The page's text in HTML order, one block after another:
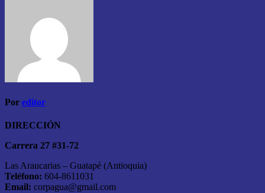
Por editor
DIRECCIÓN
Carrera 27 #31-72
Las Araucarias – Guatapé (Antioquia)
Teléfono: 604-8611031
Email: corpagua@gmail.com